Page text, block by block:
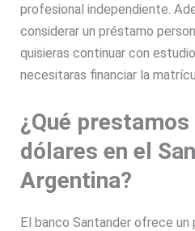
profesional independiente.
considerar un préstamo
quisieras continuar con
necesitaras financiar la
¿Qué prestamos
dólares en el
Argentina?
El banco Santander ofrece